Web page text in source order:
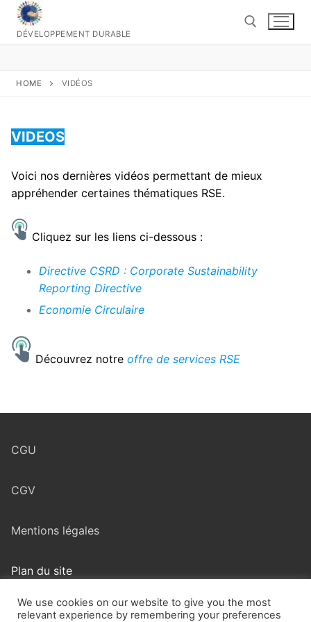
Aller
DÉVELOPPEMENT DURABLE
HOME VIDÉOS
VIDEOS
Voici nos dernières vidéos permettant de mieux
appréhender certaines thématiques RSE.
Cliquez sur les liens ci-dessous :
Directive CSRD : Corporate Sustainability
Reporting Directive
Economie Circulaire
Découvrez notre offre de services RSE
CGU
CGV
Mentions légales
Plan du site
We use cookies on our website to give you the most
relevant experience by remembering your preferences